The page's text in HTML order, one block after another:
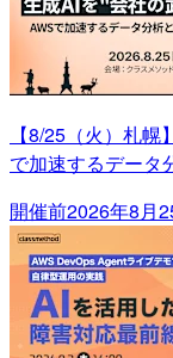
【8/25（火）札
で加速するデータ
開催前2026年8月